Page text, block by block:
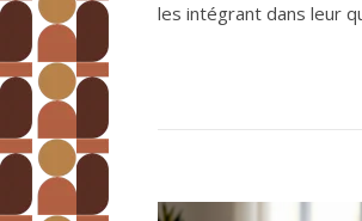
les intégrant dans leur